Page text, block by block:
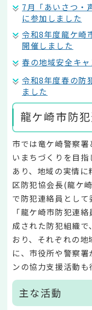
7月「あいさつ・
に参加しました
令和8年度龍ケ崎
開催しました
春の地域安全キ
令和8年度春の防
ました
龍ケ崎市防
市では竜ケ崎警察
いまちづくりを目
あり、地域の実情
区防犯協会長(龍ケ
で防犯連絡員として
「龍ケ崎市防犯連
成された防犯組織
おり、それぞれの
に、市役所や警察
ンの協力支援活動も
主な活動